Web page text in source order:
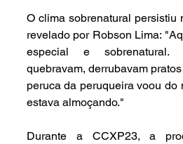
O clima sobrenatural persistiu
revelado por Robson Lima:
especial e
quebravam, derrubavam
peruca da peruqueira voou do
estava almoçando."
Durante a CCXP23, a